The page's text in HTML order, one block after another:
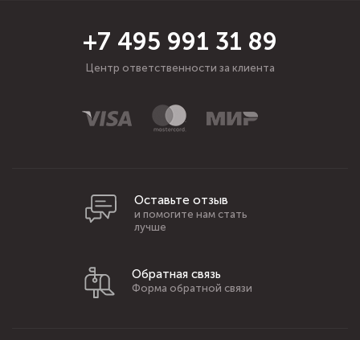
+7 495 991 31 89
Центр ответственности за клиента
Оставьте отзыв
и помогите нам стать
лучше
Обратная связь
Форма обратной связи